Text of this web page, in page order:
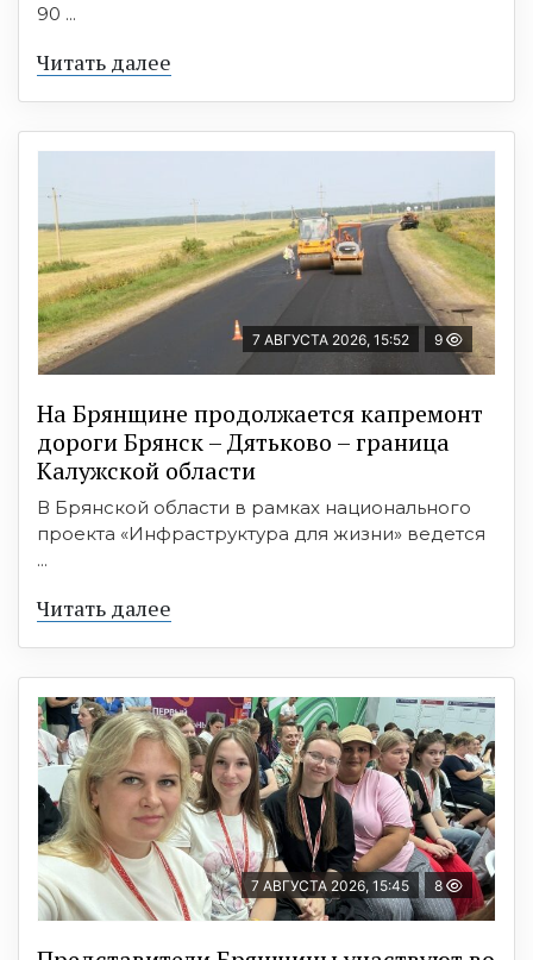
90 ...
Читать далее
7 АВГУСТА 2026, 15:52 9
На Брянщине продолжается капремонт
дороги Брянск – Дятьково – граница
Калужской области
В Брянской области в рамках национального
проекта «Инфраструктура для жизни» ведется
...
Читать далее
7 АВГУСТА 2026, 15:45 8